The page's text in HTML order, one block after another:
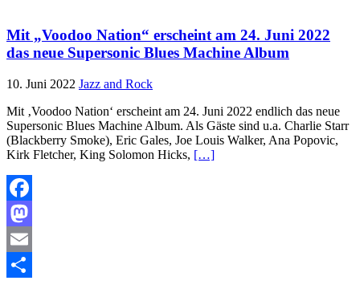
Mit „Voodoo Nation“ erscheint am 24. Juni 2022
das neue Supersonic Blues Machine Album
10. Juni 2022 Jazz and Rock
Mit ‚Voodoo Nation‘ erscheint am 24. Juni 2022 endlich das neue
Supersonic Blues Machine Album. Als Gäste sind u.a. Charlie Starr
(Blackberry Smoke), Eric Gales, Joe Louis Walker, Ana Popovic,
Kirk Fletcher, King Solomon Hicks, […]
Facebook
Mastodon
Email